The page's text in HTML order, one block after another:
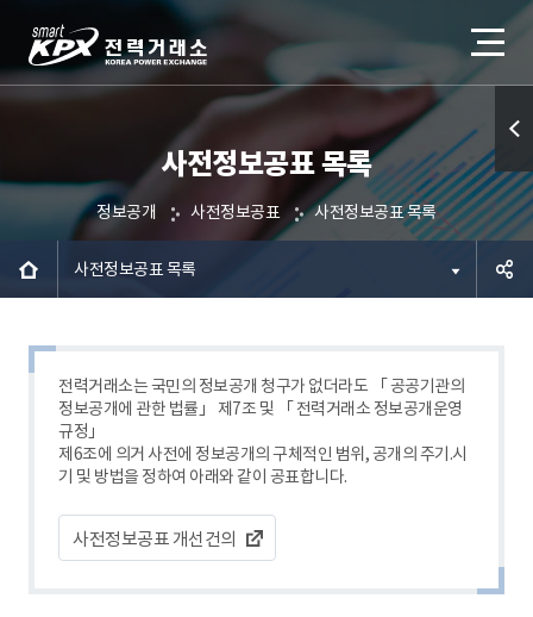
사전정보공표 목록
정보공개 사전정보공표 사전정보공표 목록
사전정보공표 목록
전력거래소는 국민의 정보공개 청구가 없더라도 「 공공기관의
정보공개에 관한 법률」 제7조 및 「 전력거래소 정보공개운영
규정」
제6조에 의거 사전에 정보공개의 구체적인 범위, 공개의 주기.시
기 및 방법을 정하여 아래와 같이 공표합니다.
사전정보공표 개선건의
퀵메
뉴 열
기